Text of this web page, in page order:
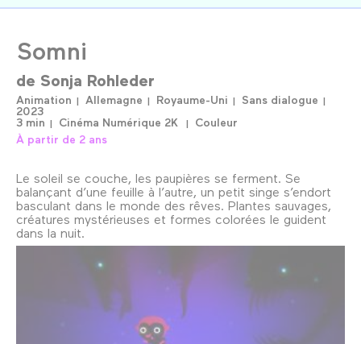
Somni
de Sonja Rohleder
Animation Allemagne Royaume-Uni
Sans dialogue
2023
3 min
Cinéma Numérique 2K
Couleur
À partir de 2 ans
Le soleil se couche, les paupières se ferment. Se
balançant d’une feuille à l’autre, un petit singe s’endort
basculant dans le monde des rêves. Plantes sauvages,
créatures mystérieuses et formes colorées le guident
dans la nuit.